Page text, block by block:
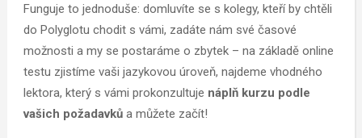
Funguje to jednoduše: domluvíte se s kolegy, kteří by chtěli
do Polyglotu chodit s vámi, zadáte nám své časové
možnosti a my se postaráme o zbytek – na základě online
testu zjistíme vaši jazykovou úroveň, najdeme vhodného
lektora, který s vámi prokonzultuje náplň kurzu podle
vašich požadavkůa můžete začít!